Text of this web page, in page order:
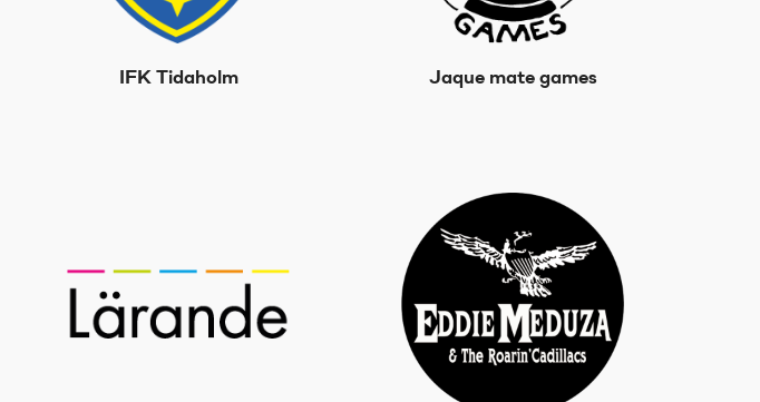
IFK Tidaholm Jaque mate games